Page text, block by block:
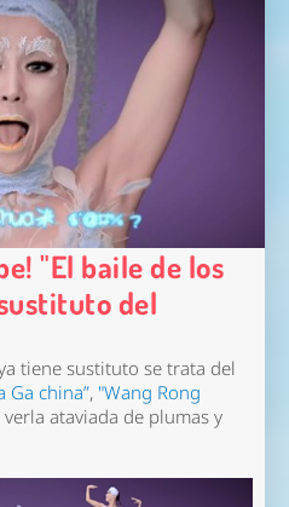
"El baile de los
del
tiene sustituto se trata del
Ga china”,"Wang Rong
ataviada de plumas y